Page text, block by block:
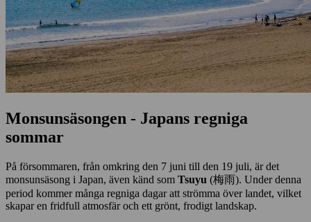
Monsunsäsongen - Japans regniga
sommar
På försommaren, från omkring den 7 juni till den 19 juli, är det
monsunsäsong i Japan, även känd som Tsuyu (梅雨). Under denna
period kommer många regniga dagar att strömma över landet, vilket
skapar en fridfull atmosfär och ett grönt, frodigt landskap.